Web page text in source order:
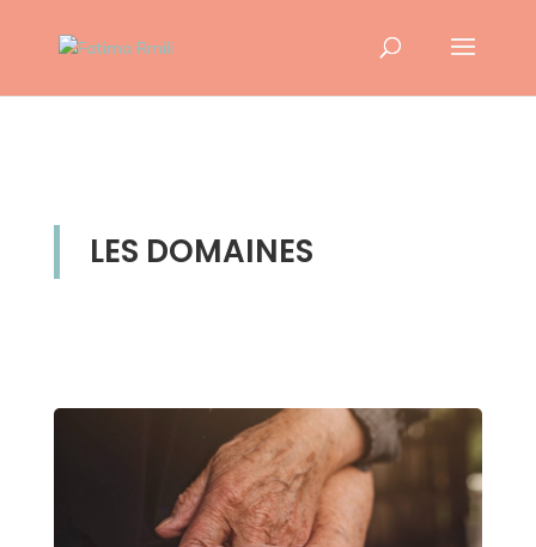
LES DOMAINES